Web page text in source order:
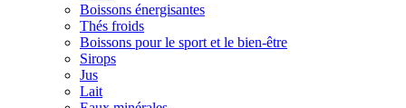
Boissons énergisantes
Thés froids
Boissons pour le sport et le bien-être
Sirops
Jus
Lait